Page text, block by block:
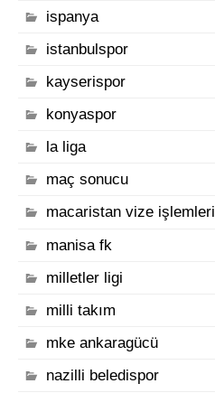
ispanya
istanbulspor
kayserispor
konyaspor
la liga
maç sonucu
macaristan vize işlemleri
manisa fk
milletler ligi
milli takım
mke ankaragücü
nazilli beledispor